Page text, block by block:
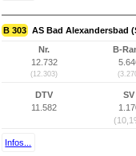
B 303 AS Bad Alexandersbad
Nr.
12.732
(12.303)
B-
DTV
11.582
SV
Infos...